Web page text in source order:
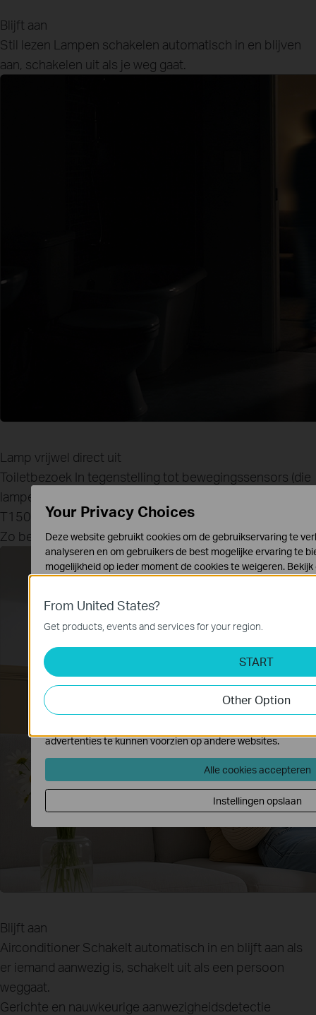
Blijft aan
Stil lezen
Lampen schakelen automatisch in en blijven
aan, schakelen uit als je weg gaat.
Lamp vrijwel direct uit
Toiletbezoek In tegenstelling tot bewegingssensors (die
lampen aanhoudt tot een timer afloopt), detecteert de
T150 wanneer je weggaat en schakelt de lampen dan uit.
Zo bespaar je moeiteloos energie.
Blijft aan
Airconditioner Schakelt automatisch in en blijft aan als
er iemand aanwezig is, schakelt uit als een persoon
weggaat.
Gerichte en nauwkeurige aanwezigheidsdetectie
From United States?
Get products, events and services for your region.
START
Other Option
Your Privacy Choices
Deze website gebruikt cookies om de gebruikservaring te
analyseren en om gebruikers de best mogelijke ervaring te
mogelijkheid op ieder moment de cookies te weigeren.
Standaard Cookies
Deze cookies zijn noodzakelijk voor de werking van de
uitgeschakeld.
Analyse en Marketing Cookies
Cookies voor analyse geven ons de mogelijkheid uw
de functionaliteit van de website aan te passen en te
Marketing cookies kunnen op onze website worden
advertenties te kunnen voorzien op andere websites.
Alle cookies accepteren
Instellingen opslaan